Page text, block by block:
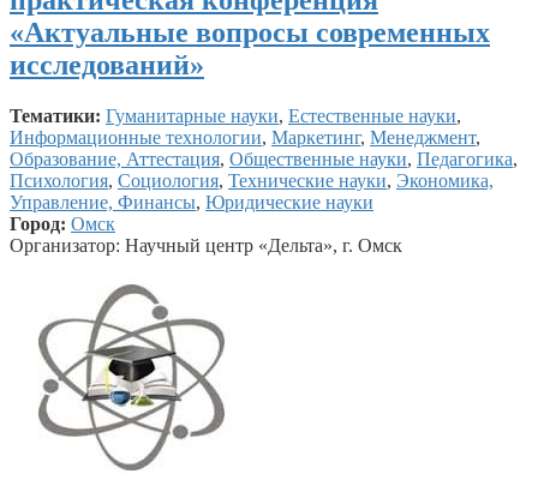
«Актуальные вопросы современных
исследований»
Тематики: Гуманитарные науки, Естественные науки,
Информационные технологии, Маркетинг, Менеджмент,
Образование, Аттестация, Общественные науки, Педагогика,
Психология, Социология, Технические науки, Экономика,
Управление, Финансы, Юридические науки
Город: Омск
Организатор: Научный центр «Дельта», г. Омск